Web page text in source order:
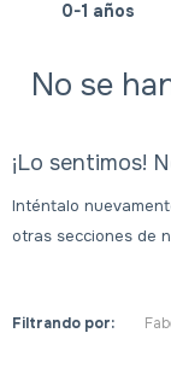
0-1 años
No se
¡Lo sentimos!
Inténtalo
otras secciones de
Filtrando por: